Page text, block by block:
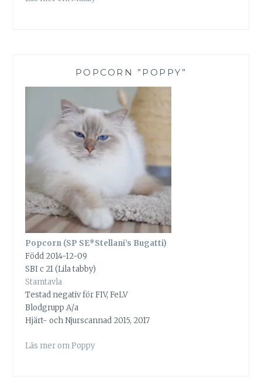
POPCORN ”POPPY”
Popcorn (SP SE*Stellani’s Bugatti)
Född 2014-12-09
SBI c 21 (Lila tabby)
Stamtavla
Testad negativ för FIV, FeLV
Blodgrupp A/a
Hjärt- och Njurscannad 2015, 2017
Läs mer om Poppy